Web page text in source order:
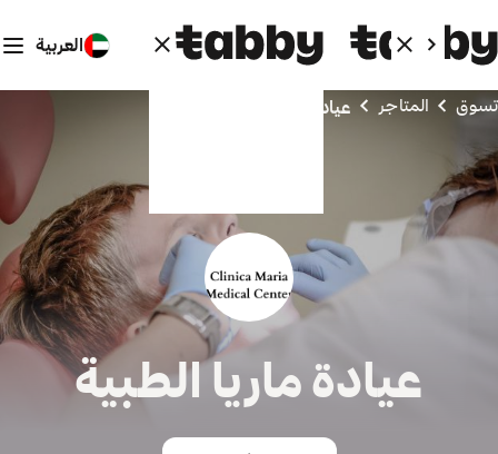
العربية
تسوق المتاجر عيادة ماريا الطبية
عيادة ماريا الطبية